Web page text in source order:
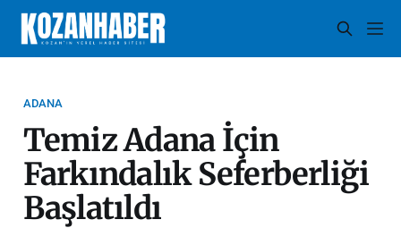
ADANA
Temiz Adana İçin
Farkındalık Seferberliği
Başlatıldı